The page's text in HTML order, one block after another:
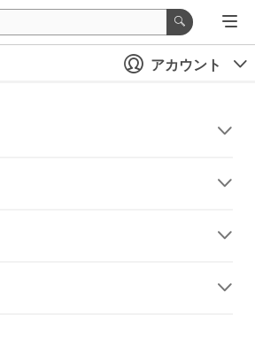
アカウント